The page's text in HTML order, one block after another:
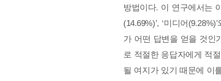
방법이다. 이 연구에서는
(14.69%)’, ‘미디어
가 어떤 답변을 얻을 것인
로 적절한 응답자에게 적
될 여지가 있기 때문에 이